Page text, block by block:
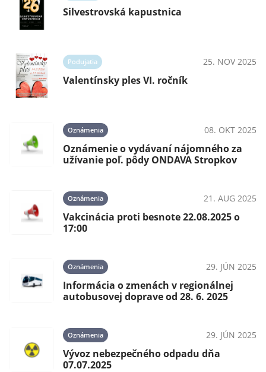
Silvestrovská kapustnica
Podujatia 25. NOV 2025
Valentínsky ples VI. ročník
Oznámenia 08. OKT 2025
Oznámenie o vydávaní nájomného za
užívanie poľ. pôdy ONDAVA Stropkov
Oznámenia 21. AUG 2025
Vakcinácia proti besnote 22.08.2025 o
17:00
Oznámenia 29. JÚN 2025
Informácia o zmenách v regionálnej
autobusovej doprave od 28. 6. 2025
Oznámenia 29. JÚN 2025
Vývoz nebezpečného odpadu dňa
07.07.2025